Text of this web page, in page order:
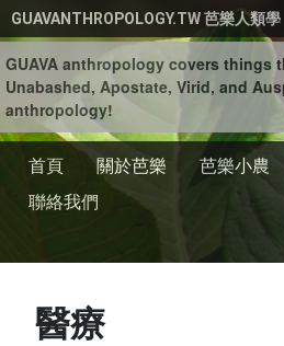
移至主內容
GUAVANTHROPOLOGY.TW 芭樂人類學
GUAVA anthropology covers things
Unabashed, Apostate, Virid, and
anthropology!
首頁 關於芭樂 芭樂小農
聯絡我們
醫療